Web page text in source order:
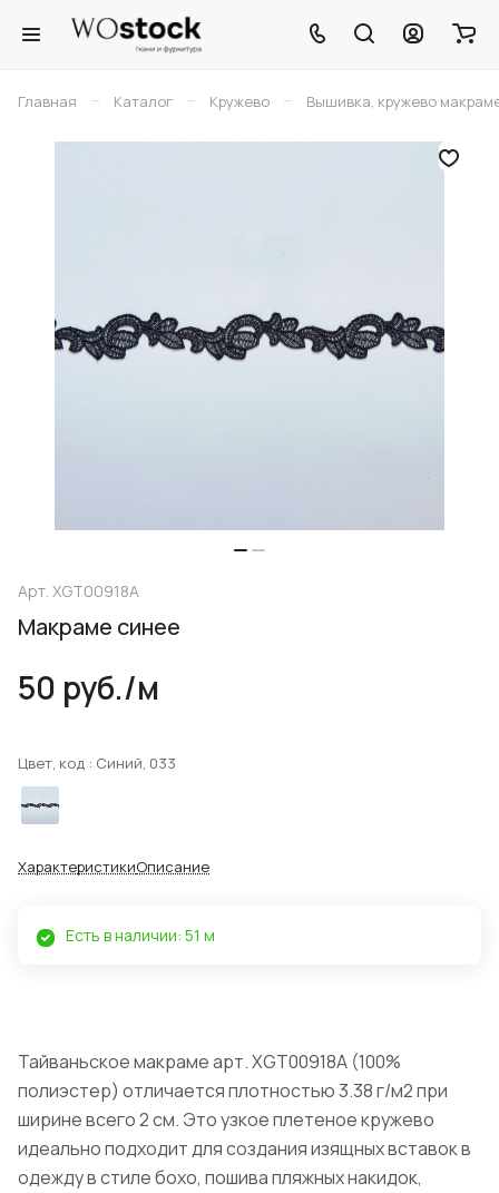
Главная – Каталог – Кружево – Вышивка, кружево
Арт. XGT00918A
Макраме синее
50 руб./м
Цвет, код : Синий, 033
ХарактеристикиОписание
Есть в наличии: 51 м
Тайваньское макраме арт. XGT00918A (100%
полиэстер) отличается плотностью 3.38 г/м2 при
ширине всего 2 см. Это узкое плетеное кружево
идеально подходит для создания изящных вставок в
одежду в стиле бохо, пошива пляжных накидок,